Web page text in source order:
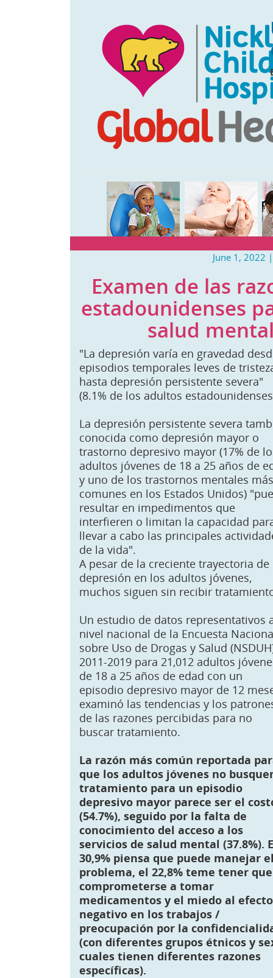
June 1, 2022
Examen de las
estadounidenses
salud
"La depresión varía en gravedad
episodios temporales leves de
hasta depresión persistente severa"
(8.1% de los adultos
La depresión persistente severa
conocida como depresión mayor o
trastorno depresivo mayor (17% de
adultos jóvenes de 18 a 25 años de
y uno de los trastornos mentales más
comunes en los Estados Unidos)
resultar en impedimentos que
interfieren o limitan la capacidad
llevar a cabo las principales
de la vida".
A pesar de la creciente trayectoria de
depresión en los adultos jóvenes,
muchos siguen sin recibir
Un estudio de datos representativos
nivel nacional de la Encuesta
sobre Uso de Drogas y Salud
2011-2019 para 21,012 adultos
de 18 a 25 años de edad con un
episodio depresivo mayor de 12
examinó las tendencias y los
de las razones percibidas para no
buscar tratamiento.
La razón más común reportada
que los adultos jóvenes no
tratamiento para un episodio
depresivo mayor parece ser el
(54.7%), seguido por la falta de
conocimiento del acceso a los
servicios de salud mental (37.8%).
30,9% piensa que puede manejar
problema, el 22,8% teme tener que
comprometerse a tomar
medicamentos y el miedo al efecto
negativo en los trabajos /
preocupación por la
(con diferentes grupos étnicos y
cuales tienen diferentes razones
específicas).